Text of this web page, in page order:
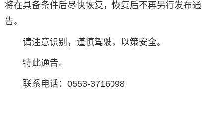
将在具备条件后尽快恢复，恢复后不再另行发布通
告。
请注意识别，谨慎驾驶，以策安全。
特此通告。
联系电话：0553-3716098